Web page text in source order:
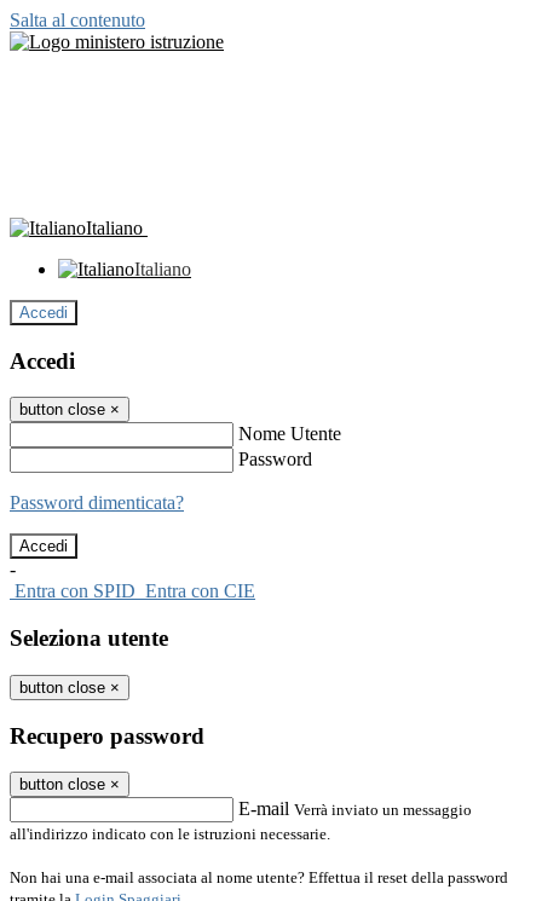
Salta al contenuto
Italiano
Italiano
Accedi
Accedi
button close ×
Nome Utente
Password
Password dimenticata?
-
Entra con SPID Entra con CIE
Seleziona utente
button close ×
Recupero password
button close ×
E-mail Verrà inviato un messaggio
all'indirizzo indicato con le istruzioni necessarie.
Non hai una e-mail associata al nome utente? Effettua il reset della password